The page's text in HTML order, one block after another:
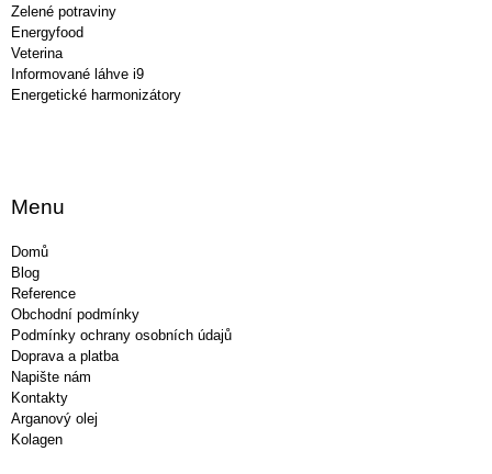
Zelené potraviny
Energyfood
Veterina
Informované láhve i9
Energetické harmonizátory
Menu
Domů
Blog
Reference
Obchodní podmínky
Podmínky ochrany osobních údajů
Doprava a platba
Napište nám
Kontakty
Arganový olej
Kolagen